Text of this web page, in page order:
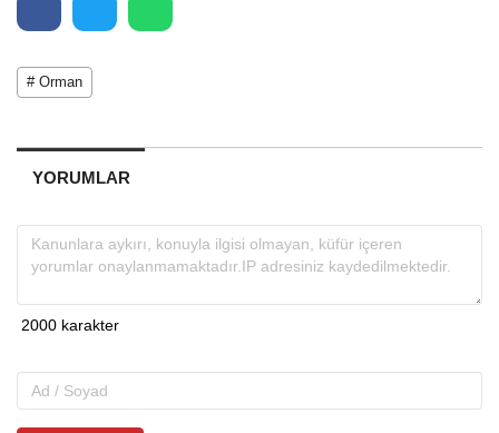
# Orman
YORUMLAR